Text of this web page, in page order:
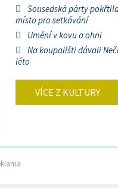
Sousedská párty
místo pro setkávání
Umění v kovu a ohni
Na koupališti dávali
léto
VÍCE Z KULTURY